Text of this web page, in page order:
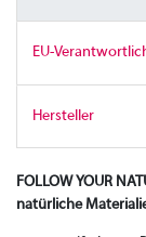
EU-
Hersteller
FOLLOW YOUR
natürliche